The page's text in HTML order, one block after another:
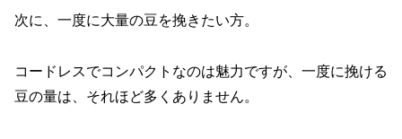
次に、一度に大量の豆を挽きたい方。
コードレスでコンパクトなのは魅力ですが、一度に挽ける
豆の量は、それほど多くありません。